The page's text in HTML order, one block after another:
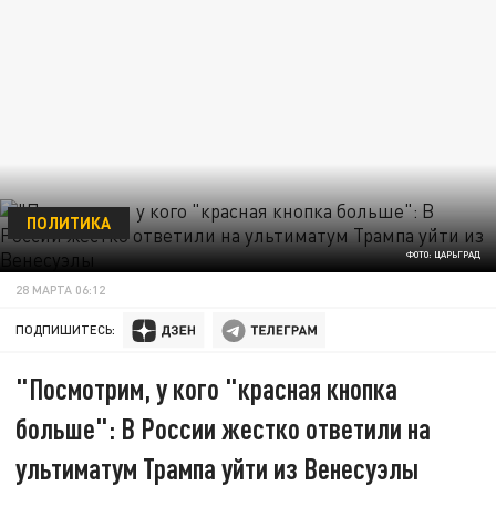
ФОТО: ЦАРЬГРАД
ПОЛИТИКА
28 МАРТА 06:12
ПОДПИШИТЕСЬ:
"Посмотрим, у кого "красная кнопка
больше": В России жестко ответили на
ультиматум Трампа уйти из Венесуэлы